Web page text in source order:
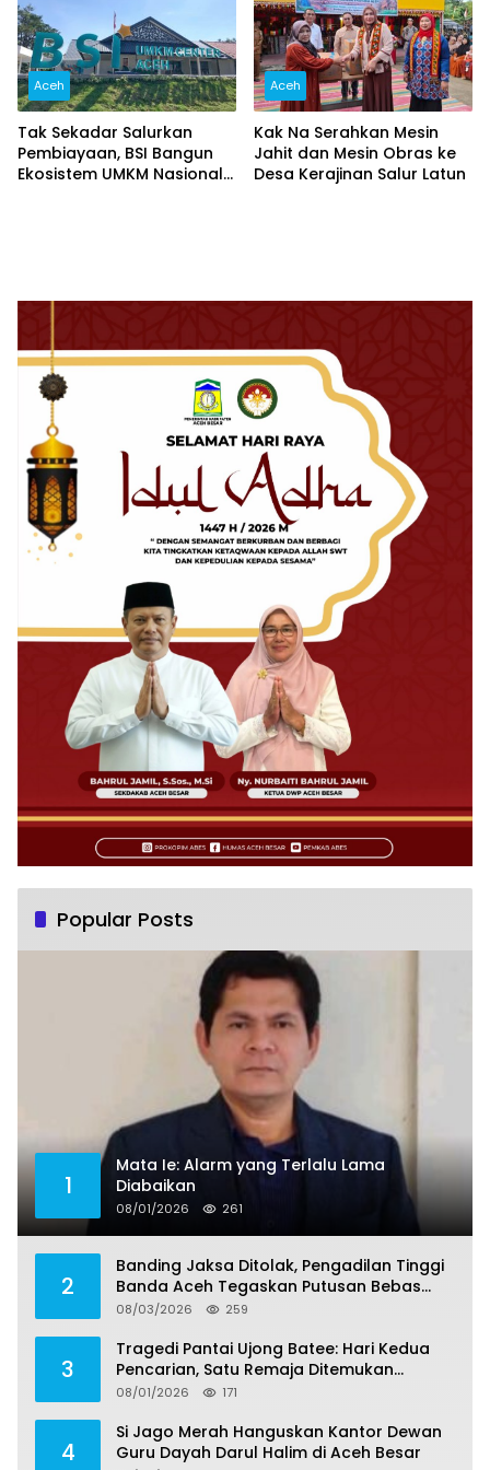
Aceh
Tak Sekadar Salurkan
Pembiayaan, BSI Bangun
Ekosistem UMKM Nasional
Aceh
Kak Na Serahkan Mesin
Jahit dan Mesin Obras ke
Desa Kerajinan Salur Latun
Popular Posts
1
Mata Ie: Alarm yang Terlalu Lama
Diabaikan
08/01/2026 261
2
Banding Jaksa Ditolak, Pengadilan Tinggi
Banda Aceh Tegaskan Putusan Bebas
Dua Terdakwa Korupsi Tak Bisa Diajukan
08/03/2026 259
3
Tragedi Pantai Ujong Batee: Hari Kedua
Pencarian, Satu Remaja Ditemukan
Meninggal, Tiga Korban Masih Dicari
08/01/2026 171
4
Si Jago Merah Hanguskan Kantor Dewan
Guru Dayah Darul Halim di Aceh Besar